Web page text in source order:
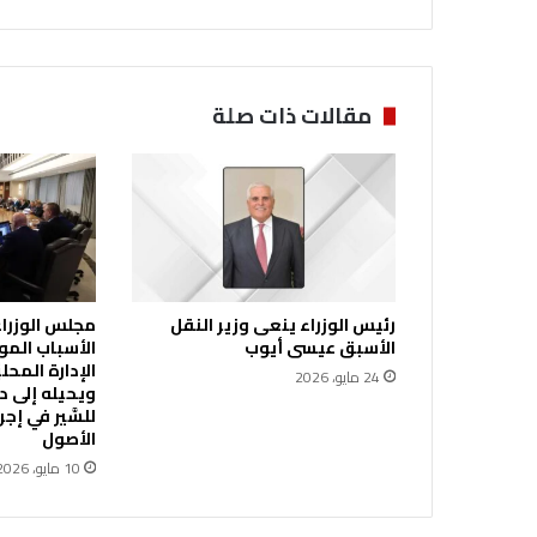
خ
س
ي
ن
ي
ك
ب
ت
مقالات ذات صلة
رئيس الوزراء ينعى وزير النقل
الأسبق عيسى أيوب
24 مايو، 2026
مجلس
الأسباب
ويحيله إلى
للسَّير في
الأصول
10 مايو، 2026